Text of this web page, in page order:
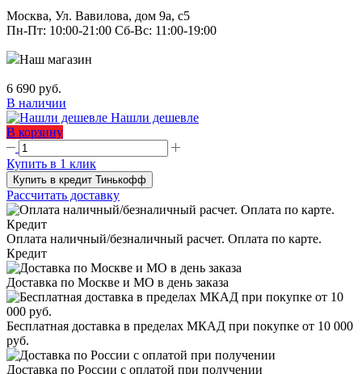
Москва, Ул. Вавилова, дом 9а, с5
Пн-Пт: 10:00-21:00 Сб-Вс: 11:00-19:00
Наш магазин
6 690 руб.
В наличии
Нашли дешевле
В корзину
Купить в 1 клик
Купить в кредит Тинькофф
Рассчитать доставку
Оплата наличный/безналичный расчет. Оплата по карте.
Кредит
Доставка по Москве и МО в день заказа
Бесплатная доставка в пределах МКАД при покупке от 10 000
руб.
Доставка по России с оплатой при получении